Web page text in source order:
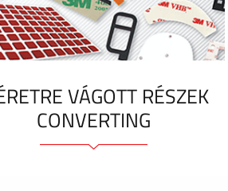
VÁGOTT RÉSZEK
CONVERTING